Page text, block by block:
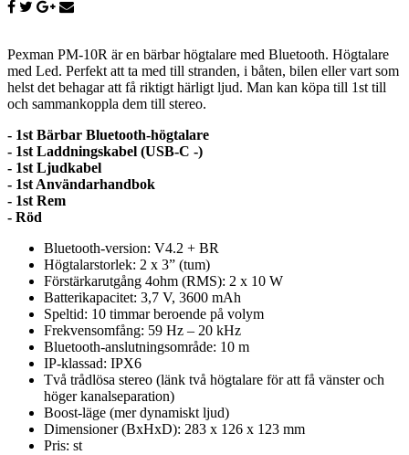
Pexman PM-10R är en bärbar högtalare med Bluetooth. Högtalare
med Led. Perfekt att ta med till stranden, i båten, bilen eller vart som
helst det behagar att få riktigt härligt ljud. Man kan köpa till 1st till
och sammankoppla dem till stereo.
- 1st Bärbar Bluetooth-högtalare
- 1st Laddningskabel (USB-C -)
- 1st Ljudkabel
- 1st Användarhandbok
- 1st Rem
- Röd
Bluetooth-version: V4.2 + BR
Högtalarstorlek: 2 x 3” (tum)
Förstärkarutgång 4ohm (RMS): 2 x 10 W
Batterikapacitet: 3,7 V, 3600 mAh
Speltid: 10 timmar beroende på volym
Frekvensomfång: 59 Hz – 20 kHz
Bluetooth-anslutningsområde: 10 m
IP-klassad: IPX6
Två trådlösa stereo (länk två högtalare för att få vänster och
höger kanalseparation)
Boost-läge (mer dynamiskt ljud)
Dimensioner (BxHxD): 283 x 126 x 123 mm
Pris: st